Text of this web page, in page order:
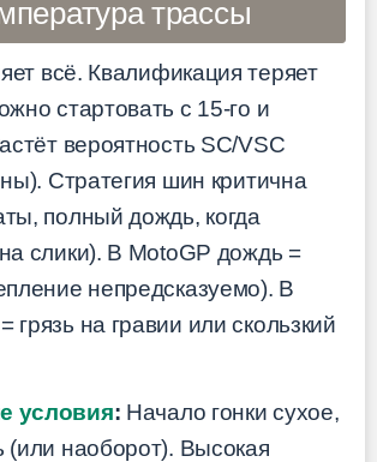
трассы
всё. Квалификация теряет
стартовать с 15-го и
вероятность SC/VSC
Стратегия шин критична
полный дождь, когда
слики). В MotoGP дождь =
непредсказуемо). В
грязь на гравии или скользкий
условия: Начало гонки сухое,
(или наоборот). Высокая